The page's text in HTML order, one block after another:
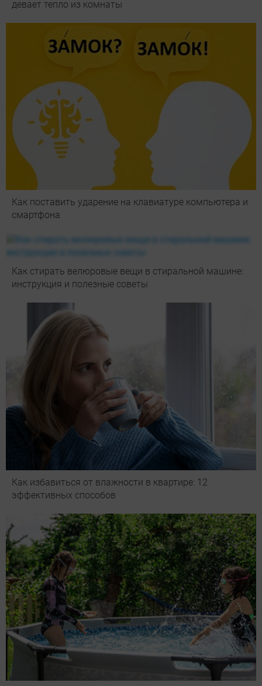
девает тепло из комнаты
Как поставить ударение на клавиатуре компьютера и
смартфона
Как стирать велюровые вещи в стиральной машине:
инструкция и полезные советы
Как избавиться от влажности в квартире: 12
эффективных способов